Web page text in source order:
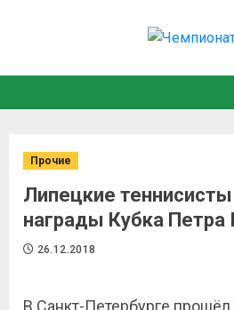
Прочие
Липецкие
награды Кубка Петра
26.12.2018
В Санкт-Петербурге